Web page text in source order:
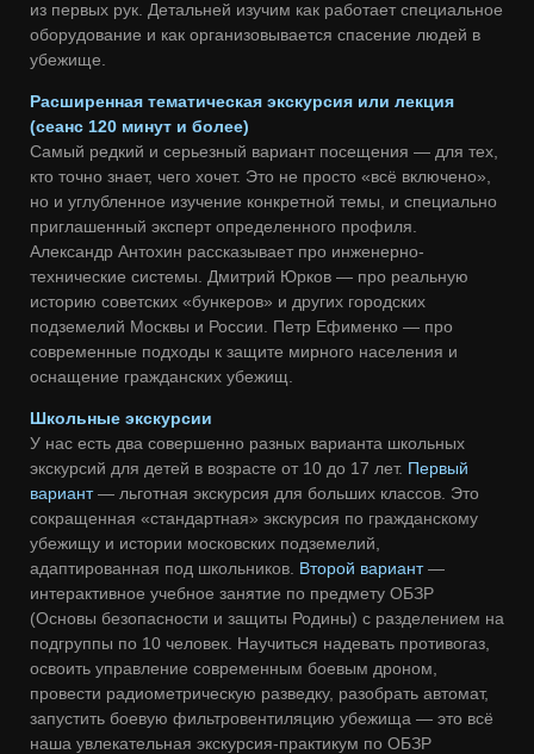
из первых рук. Детальней изучим как работает специальное
оборудование и как организовывается спасение людей в
убежище.
Расширенная тематическая экскурсия или лекция
(сеанс 120 минут и более)
Самый редкий и серьезный вариант посещения — для тех,
кто точно знает, чего хочет. Это не просто «всё включено»,
но и углубленное изучение конкретной темы, и специально
приглашенный эксперт определенного профиля.
Александр Антохин рассказывает про инженерно-
технические системы. Дмитрий Юрков — про реальную
историю советских «бункеров» и других городских
подземелий Москвы и России. Петр Ефименко — про
современные подходы к защите мирного населения и
оснащение гражданских убежищ.
Школьные экскурсии
У нас есть два совершенно разных варианта школьных
экскурсий для детей в возрасте от 10 до 17 лет. Первый
вариант— льготная экскурсия для больших классов. Это
сокращенная «стандартная» экскурсия по гражданскому
убежищу и истории московских подземелий,
адаптированная под школьников. Второй вариант—
интерактивное учебное занятие по предмету ОБЗР
(Основы безопасности и защиты Родины) с разделением на
подгруппы по 10 человек. Научиться надевать противогаз,
освоить управление современным боевым дроном,
провести радиометрическую разведку, разобрать автомат,
запустить боевую фильтровентиляцию убежища — это всё
наша увлекательная экскурсия-практикум по ОБЗР